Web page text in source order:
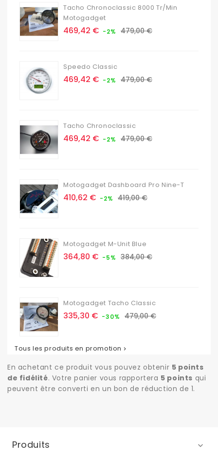
Tacho Chronoclassic 8000 Tr/min
Motogadget
Prix
469,42 € -2% Prix
479,00 €
Speedo Classic
Prix
469,42 € -2% Prix
479,00 €
Tacho Chronoclassic
Prix
469,42 € -2% Prix
479,00 €
Motogadget Dashboard Pro Nine-T
Prix
410,62 € -2% Prix
419,00 €
Motogadget M-Unit Blue
Prix
364,80 € -5% Prix
384,00 €
Motogadget Tacho Classic
Prix
335,30 € -30% Prix
479,00 €
Tous les produits en promotion 
En achetant ce produit vous pouvez obtenir 5 points
de fidélité. Votre panier vous rapportera 5 points qui
peuvent être converti en un bon de réduction de 1.
Produits 